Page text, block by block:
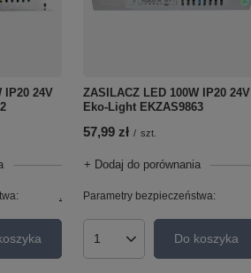
IP20 24V
ZASILACZ LED 100W IP20 24V
Eko-Light EKZAS9863
57,99 zł / szt.
+ Dodaj do porównania
Parametry bezpieczeństwa:
Ilość produktówDo koszyka